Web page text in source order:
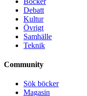
Debatt
Kultur
Övrigt
Samhälle
Teknik
Community
Sök böcker
Magasin